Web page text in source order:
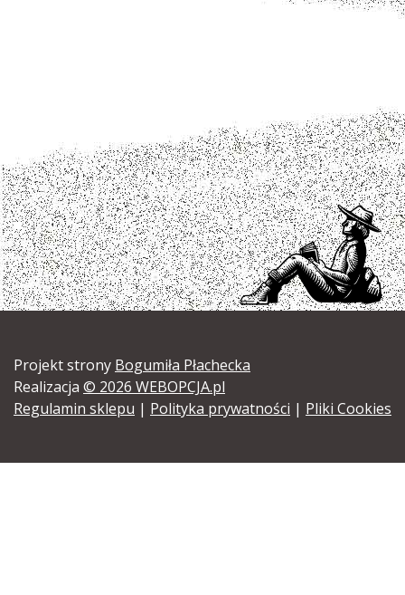
Projekt strony Bogumiła Płachecka
Realizacja © 2026 WEBOPCJA.pl
Regulamin sklepu | Polityka prywatności | Pliki Cookies